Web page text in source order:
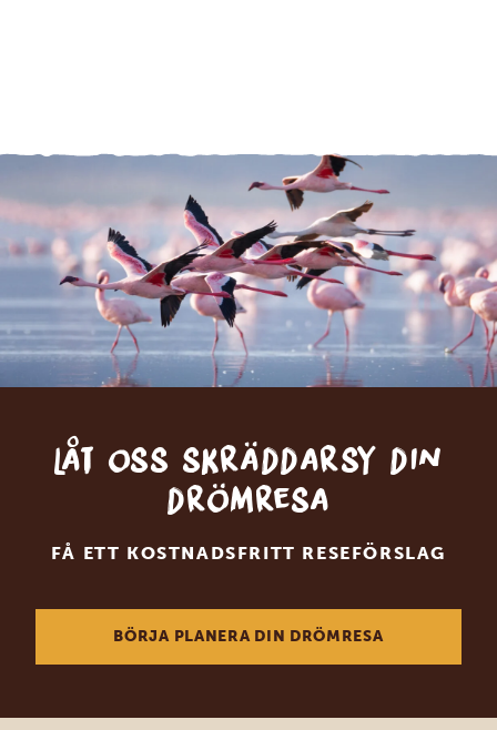
Låt oss skräddarsy din
drömresa
FÅ ETT KOSTNADSFRITT RESEFÖRSLAG
BÖRJA PLANERA DIN DRÖMRESA